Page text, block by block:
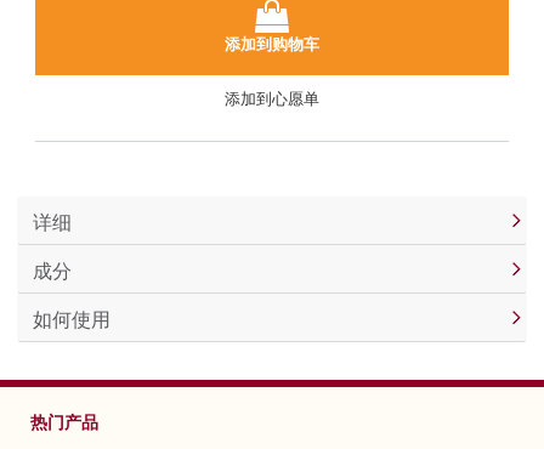
添加到购物车
添加到心愿单
详细
成分
如何使用
热门产品